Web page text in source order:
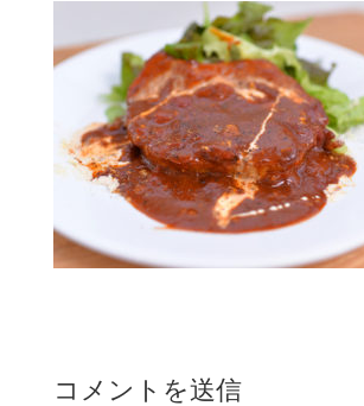
コメントを送信